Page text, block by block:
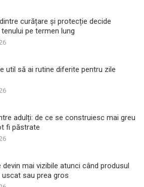
curățare și protecție decide
pe termen lung
util să ai rutine diferite pentru zile
adulți: de ce se construiesc mai greu
fi păstrate
devin mai vizibile atunci când produsul
sau prea gros